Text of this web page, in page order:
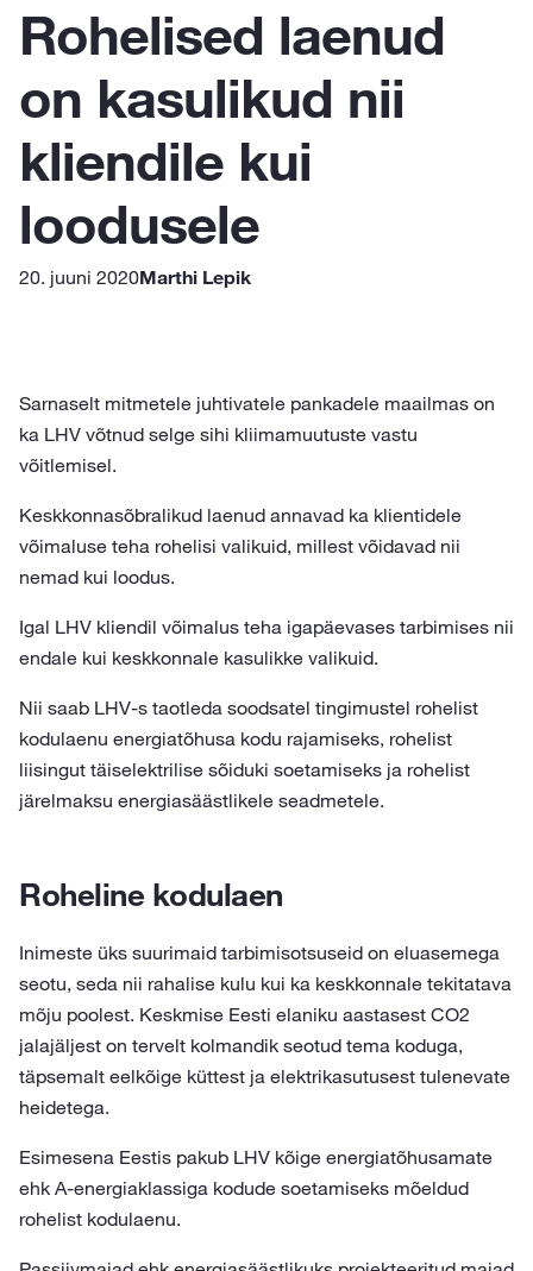
Rohelised laenud
on kasulikud nii
kliendile kui
loodusele
20. juuni 2020Marthi Lepik
Sarnaselt mitmetele juhtivatele pankadele maailmas on
ka LHV võtnud selge sihi kliimamuutuste vastu
võitlemisel.
Keskkonnasõbralikud laenud annavad ka klientidele
võimaluse teha rohelisi valikuid, millest võidavad nii
nemad kui loodus.
Igal LHV kliendil võimalus teha igapäevases tarbimises nii
endale kui keskkonnale kasulikke valikuid.
Nii saab LHV-s taotleda soodsatel tingimustel rohelist
kodulaenu energiatõhusa kodu rajamiseks, rohelist
liisingut täiselektrilise sõiduki soetamiseks ja rohelist
järelmaksu energiasäästlikele seadmetele.
Roheline kodulaen
Inimeste üks suurimaid tarbimisotsuseid on eluasemega
seotu, seda nii rahalise kulu kui ka keskkonnale tekitatava
mõju poolest. Keskmise Eesti elaniku aastasest CO2
jalajäljest on tervelt kolmandik seotud tema koduga,
täpsemalt eelkõige küttest ja elektrikasutusest tulenevate
heidetega.
Esimesena Eestis pakub LHV kõige energiatõhusamate
ehk A-energiaklassiga kodude soetamiseks mõeldud
rohelist kodulaenu.